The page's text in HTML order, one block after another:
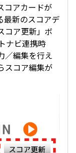
コアカードが
最新のスコアデ
コア更新」ボ
ナビ連携時
／編集を行え
スコア編集が